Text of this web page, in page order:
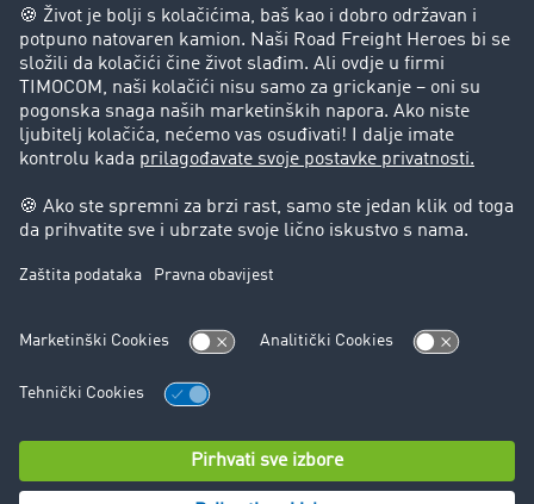
Korisnici preporučuju korisnike
Blog
Zabrane vožnje za kamione
Pravni
Impresum
Cookie Podešavanja